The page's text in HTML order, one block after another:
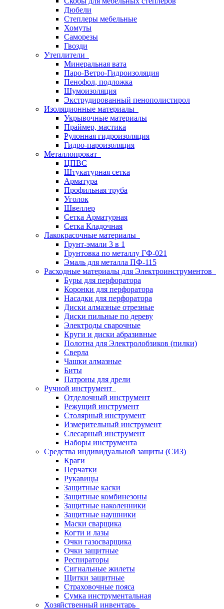
Дюбели
Степлеры мебельные
Хомуты
Саморезы
Гвозди
Утеплители
Минеральная вата
Паро-Ветро-Гидроизоляция
Пенофол, подложка
Шумоизоляция
Экструдированный пенополистирол
Изоляционные материалы
Укрывочные материалы
Праймер, мастика
Рулонная гидроизоляция
Гидро-пароизоляция
Металлопрокат
ЦПВС
Штукатурная сетка
Арматура
Профильная труба
Уголок
Швеллер
Сетка Арматурная
Сетка Кладочная
Лакокрасочные материалы
Грунт-эмали 3 в 1
Грунтовка по металлу ГФ-021
Эмаль для металла ПФ-115
Расходные материалы для Электроинструментов
Буры для перфоратора
Коронки для перфоратора
Насадки для перфоратора
Диски алмазные отрезные
Диски пильные по дереву
Электроды сварочные
Круги и диски абразивные
Полотна для Электролобзиков (пилки)
Сверла
Чашки алмазные
Биты
Патроны для дрели
Ручной инструмент
Отделочный инструмент
Режущий инструмент
Столярный инструмент
Измерительный инструмент
Слесарный инструмент
Наборы инструмента
Средства индивидуальной защиты (СИЗ)
Краги
Перчатки
Рукавицы
Защитные каски
Защитные комбинезоны
Защитные наколенники
Защитные наушники
Маски сварщика
Когти и лазы
Очки газосварщика
Очки защитные
Респираторы
Сигнальные жилеты
Щитки защитные
Страховочные пояса
Сумка инструментальная
Хозяйственный инвентарь